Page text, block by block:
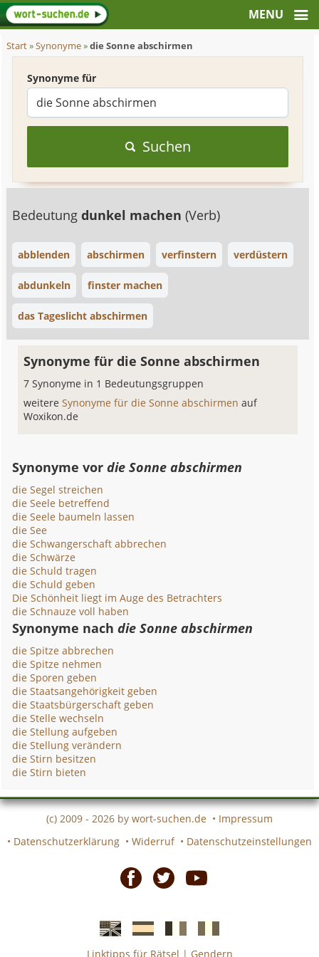
Start»Synonyme»die Sonne abschirmen
Synonyme für
Suchen
Bedeutungdunkel machen(Verb)
abblenden abschirmen verfinstern verdüstern
abdunkeln finster machen
das Tageslicht abschirmen
Synonyme für die Sonne abschirmen
7 Synonyme in 1 Bedeutungsgruppen
weitereSynonyme für die Sonne abschirmenauf
Woxikon.de
Synonyme vordie Sonne abschirmen
die Segel streichen
die Seele betreffend
die Seele baumeln lassen
die See
die Schwangerschaft abbrechen
die Schwärze
die Schuld tragen
die Schuld geben
Die Schönheit liegt im Auge des Betrachters
die Schnauze voll haben
Synonyme nachdie Sonne abschirmen
die Spitze abbrechen
die Spitze nehmen
die Sporen geben
die Staatsangehörigkeit geben
die Staatsbürgerschaft geben
die Stelle wechseln
die Stellung aufgeben
die Stellung verändern
die Stirn besitzen
die Stirn bieten
(c) 2009 - 2026 by wort-suchen.de • Impressum
• Datenschutzerklärung • Widerruf • Datenschutzeinstellungen
Linktipps für Rätsel | Gendern